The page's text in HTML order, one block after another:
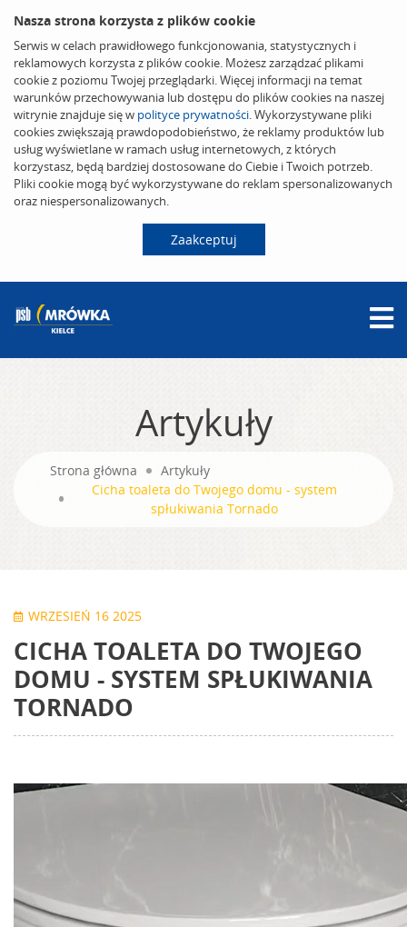
Nasza strona korzysta z plików cookie
Serwis w celach prawidłowego funkcjonowania, statystycznych i
reklamowych korzysta z plików cookie. Możesz zarządzać plikami
cookie z poziomu Twojej przeglądarki. Więcej informacji na temat
warunków przechowywania lub dostępu do plików cookies na naszej
witrynie znajduje się w polityce prywatności. Wykorzystywane pliki
cookies zwiększają prawdopodobieństwo, że reklamy produktów lub
usług wyświetlane w ramach usług internetowych, z których
korzystasz, będą bardziej dostosowane do Ciebie i Twoich potrzeb.
Pliki cookie mogą być wykorzystywane do reklam spersonalizowanych
oraz niespersonalizowanych.
Zaakceptuj
Artykuły
Strona główna
Artykuły
Cicha toaleta do Twojego domu - system
spłukiwania Tornado
WRZESIEŃ 16 2025
CICHA TOALETA DO TWOJEGO
DOMU - SYSTEM SPŁUKIWANIA
TORNADO